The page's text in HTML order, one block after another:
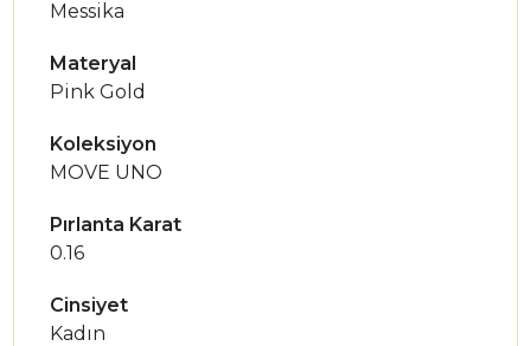
Messika
Materyal
Pink Gold
Koleksiyon
MOVE UNO
Pırlanta Karat
0.16
Cinsiyet
Kadın